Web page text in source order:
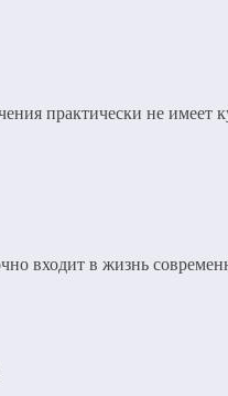
практически не имеет
входит в жизнь